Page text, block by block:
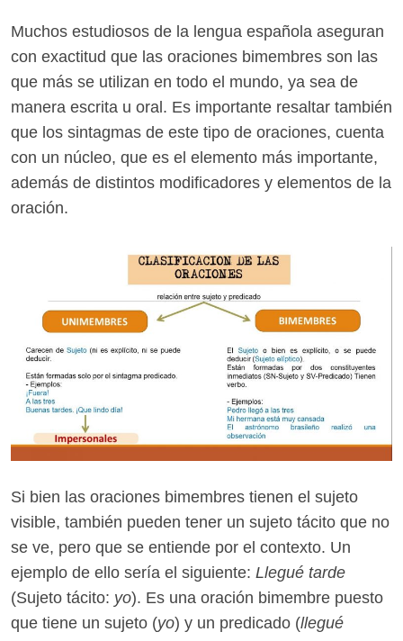
Muchos estudiosos de la lengua española aseguran
con exactitud que las oraciones bimembres son las
que más se utilizan en todo el mundo, ya sea de
manera escrita u oral. Es importante resaltar también
que los sintagmas de este tipo de oraciones, cuenta
con un núcleo, que es el elemento más importante,
además de distintos modificadores y elementos de la
oración.
Si bien las oraciones bimembres tienen el sujeto
visible, también pueden tener un sujeto tácito que no
se ve, pero que se entiende por el contexto. Un
ejemplo de ello sería el siguiente: Llegué tarde
(Sujeto tácito: yo). Es una oración bimembre puesto
que tiene un sujeto (yo) y un predicado (llegué